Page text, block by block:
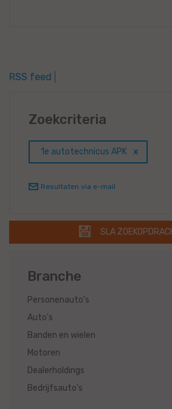
RSS feed
Zoekcriteria
1e autotechnicus APK
Resultaten via e-mail
SLA
Branche
Personenauto's
Auto's
Banden en wielen
Motoren
Dealerholdings
Bedrijfsauto's